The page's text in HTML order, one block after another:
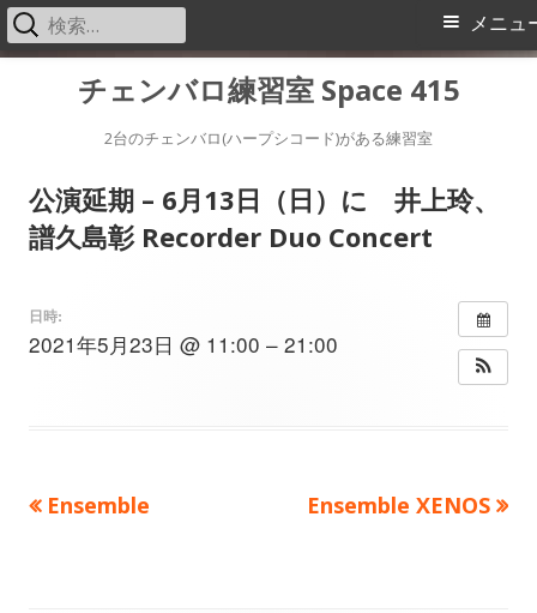
チェンバロ練習室 Space 415
2台のチェンバロ(ハープシコード)がある練習室
メ
メニュ
検
索:
公演延期 – 6月13日（日）に 井上玲、
譜久島彰 Recorder Duo Concert
日時:
2021年5月23日 @ 11:00 – 21:00
投前
Ensemble
次
Ensemble XENOS